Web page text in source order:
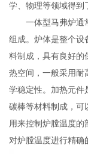
学、物理等领域得到
一体型马弗炉通常
组成。炉体是整个设
料制成，具有良好的
热空间，一般采用耐
学稳定性。加热元件
碳棒等材料制成，可
用来控制炉膛温度的
对炉膛温度进行精确